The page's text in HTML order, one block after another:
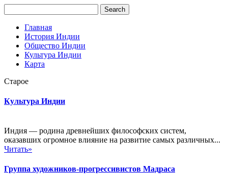
Главная
История Индии
Общество Индии
Культура Индии
Карта
Старое
Культура Индии
Индия — родина древнейших философских систем,
оказавших огромное влияние на развитие самых различных...
Читать»
Группа художников-прогрессивистов Мадраса